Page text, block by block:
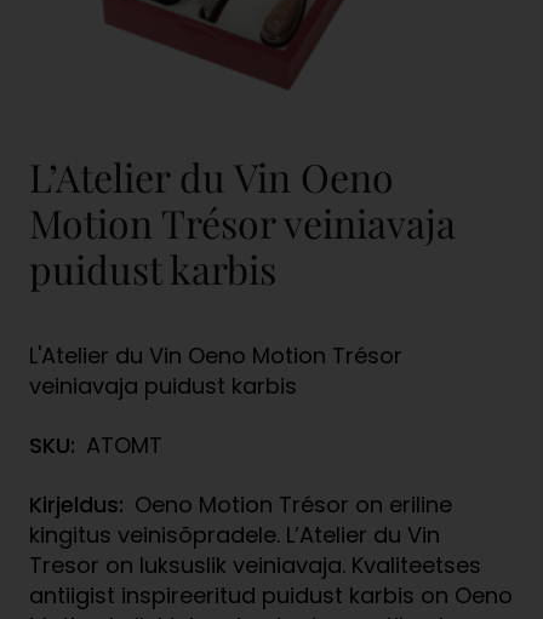
L’Atelier du Vin Oeno
Motion Trésor veiniavaja
puidust karbis
L'Atelier du Vin Oeno Motion Trésor
veiniavaja puidust karbis
SKU: ATOMT
Kirjeldus: Oeno Motion Trésor on eriline
kingitus veinisõpradele. L’Atelier du Vin
Tresor on luksuslik veiniavaja. Kvaliteetses
antiigist inspireeritud puidust karbis on Oeno